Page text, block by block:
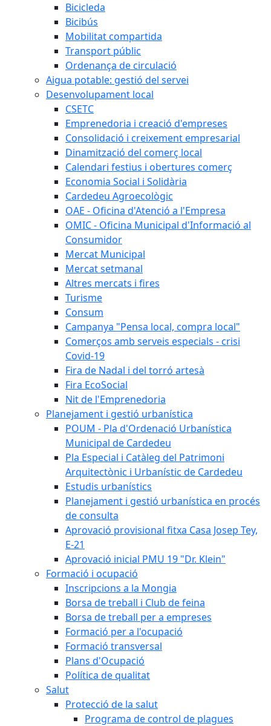
Bicicleda
Bicibús
Mobilitat compartida
Transport públic
Ordenança de circulació
Aigua potable: gestió del servei
Desenvolupament local
CSETC
Emprenedoria i creació d'empreses
Consolidació i creixement empresarial
Dinamització del comerç local
Calendari festius i obertures comerç
Economia Social i Solidària
Cardedeu Agroecològic
OAE - Oficina d'Atenció a l'Empresa
OMIC - Oficina Municipal d'Informació al
Consumidor
Mercat Municipal
Mercat setmanal
Altres mercats i fires
Turisme
Consum
Campanya "Pensa local, compra local"
Comerços amb serveis especials - crisi
Covid-19
Fira de Nadal i del torró artesà
Fira EcoSocial
Nit de l'Emprenedoria
Planejament i gestió urbanística
POUM - Pla d'Ordenació Urbanística
Municipal de Cardedeu
Pla Especial i Catàleg del Patrimoni
Arquitectònic i Urbanístic de Cardedeu
Estudis urbanístics
Planejament i gestió urbanística en procés
de consulta
Aprovació provisional fitxa Casa Josep Tey,
E-21
Aprovació inicial PMU 19 "Dr. Klein"
Formació i ocupació
Inscripcions a la Mongia
Borsa de treball i Club de feina
Borsa de treball per a empreses
Formació per a l'ocupació
Formació transversal
Plans d'Ocupació
Política de qualitat
Salut
Protecció de la salut
Programa de control de plagues